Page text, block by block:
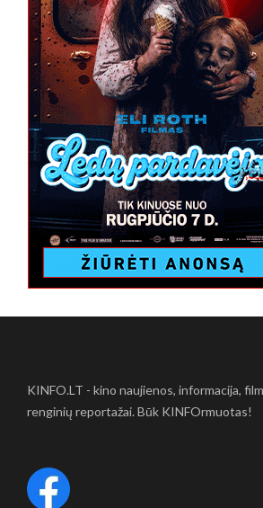
KINFO.LT - kino naujienos, informacija,
renginių reportažai. Būk KINFOrmuotas!